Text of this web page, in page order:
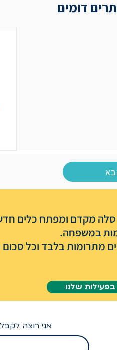
דומים
סלה מקדם ומפתח כלים
במשפחה.
מתרומות בלבד וכל סכום
שלנו
אני רוצה